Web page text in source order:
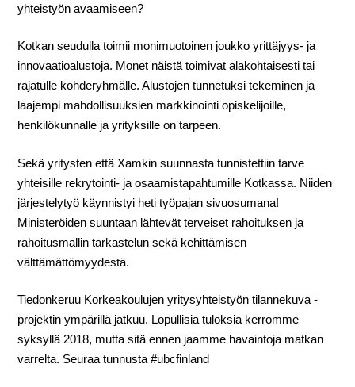
yhteistyön avaamiseen?
Kotkan seudulla toimii monimuotoinen joukko yrittäjyys- ja
innovaatioalustoja. Monet näistä toimivat alakohtaisesti tai
rajatulle kohderyhmälle. Alustojen tunnetuksi tekeminen ja
laajempi mahdollisuuksien markkinointi opiskelijoille,
henkilökunnalle ja yrityksille on tarpeen.
Sekä yritysten että Xamkin suunnasta tunnistettiin tarve
yhteisille rekrytointi- ja osaamistapahtumille Kotkassa. Niiden
järjestelytyö käynnistyi heti työpajan sivuosumana!
Ministeröiden suuntaan lähtevät terveiset rahoituksen ja
rahoitusmallin tarkastelun sekä kehittämisen
välttämättömyydestä.
Tiedonkeruu Korkeakoulujen yritysyhteistyön tilannekuva -
projektin ympärillä jatkuu. Lopullisia tuloksia kerromme
syksyllä 2018, mutta sitä ennen jaamme havaintoja matkan
varrelta. Seuraa tunnusta #ubcfinland